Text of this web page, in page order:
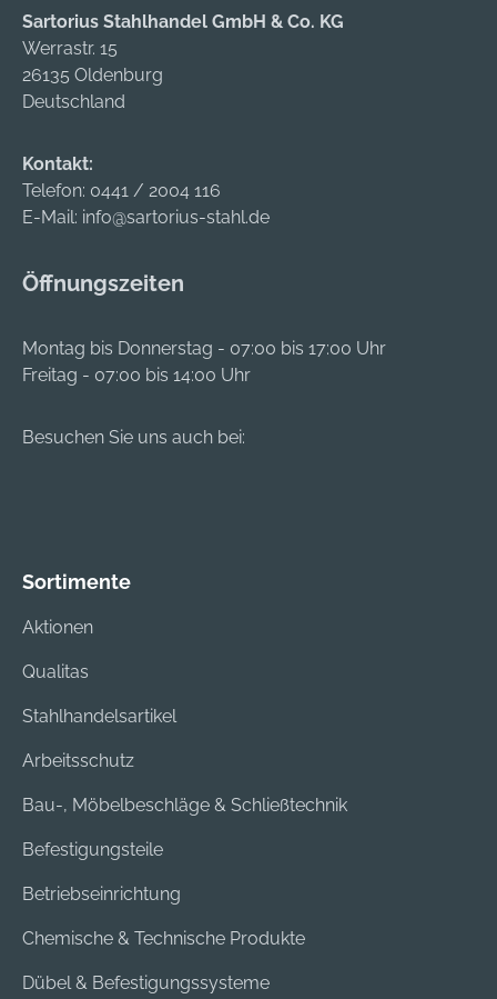
Kunststoff, orange •
90°-Stopp-
Sartorius Stahlhandel GmbH & Co. KG
Werrastr. 15
26135 Oldenburg
Deutschland
Kontakt:
Telefon: 0441 / 2004 116
E-Mail: info@sartorius-stahl.de
Öffnungszeiten
Montag bis Donnerstag - 07:00 bis 17:00 Uhr
Freitag - 07:00 bis 14:00 Uhr
Besuchen Sie uns auch bei:
Sortimente
Aktionen
Qualitas
Stahlhandelsartikel
Arbeitsschutz
Bau-, Möbelbeschläge & Schließtechnik
Befestigungsteile
Betriebseinrichtung
Chemische & Technische Produkte
Dübel & Befestigungssysteme